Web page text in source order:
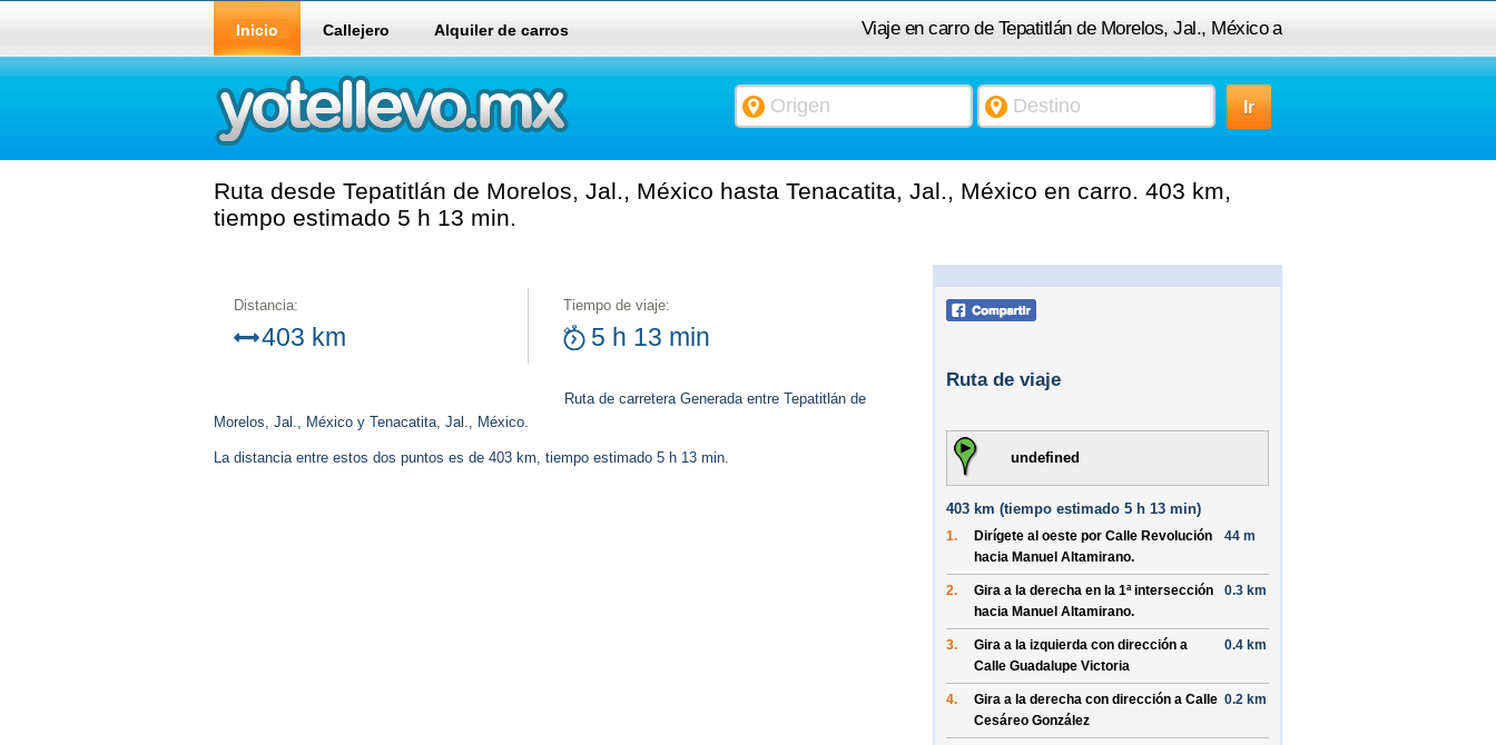
Viaje en carro de Tepatitlán de Morelos, Jal., México a
Tenacatita, Jal., México
Inicio Callejero Alquiler de carros
Ruta desde Tepatitlán de Morelos, Jal., México hasta Tenacatita, Jal., México en carro. 403 km,
tiempo estimado 5 h 13 min.
Distancia:
403 km
Tiempo de viaje:
5 h 13 min
Ruta de carretera Generada entre Tepatitlán de
Morelos, Jal., México y Tenacatita, Jal., México.
La distancia entre estos dos puntos es de 403 km, tiempo estimado 5 h 13 min.
Ruta de viaje
undefined
403 km (tiempo estimado 5 h 13 min)
1. Dirígete al oeste por Calle Revolución
hacia Manuel Altamirano.
44 m
2. Gira a la derecha en la 1ª intersección
hacia Manuel Altamirano.
0.3 km
3. Gira a la izquierda con dirección a
Calle Guadalupe Victoria
0.4 km
4. Gira a la derecha con dirección a Calle
Cesáreo González
0.2 km